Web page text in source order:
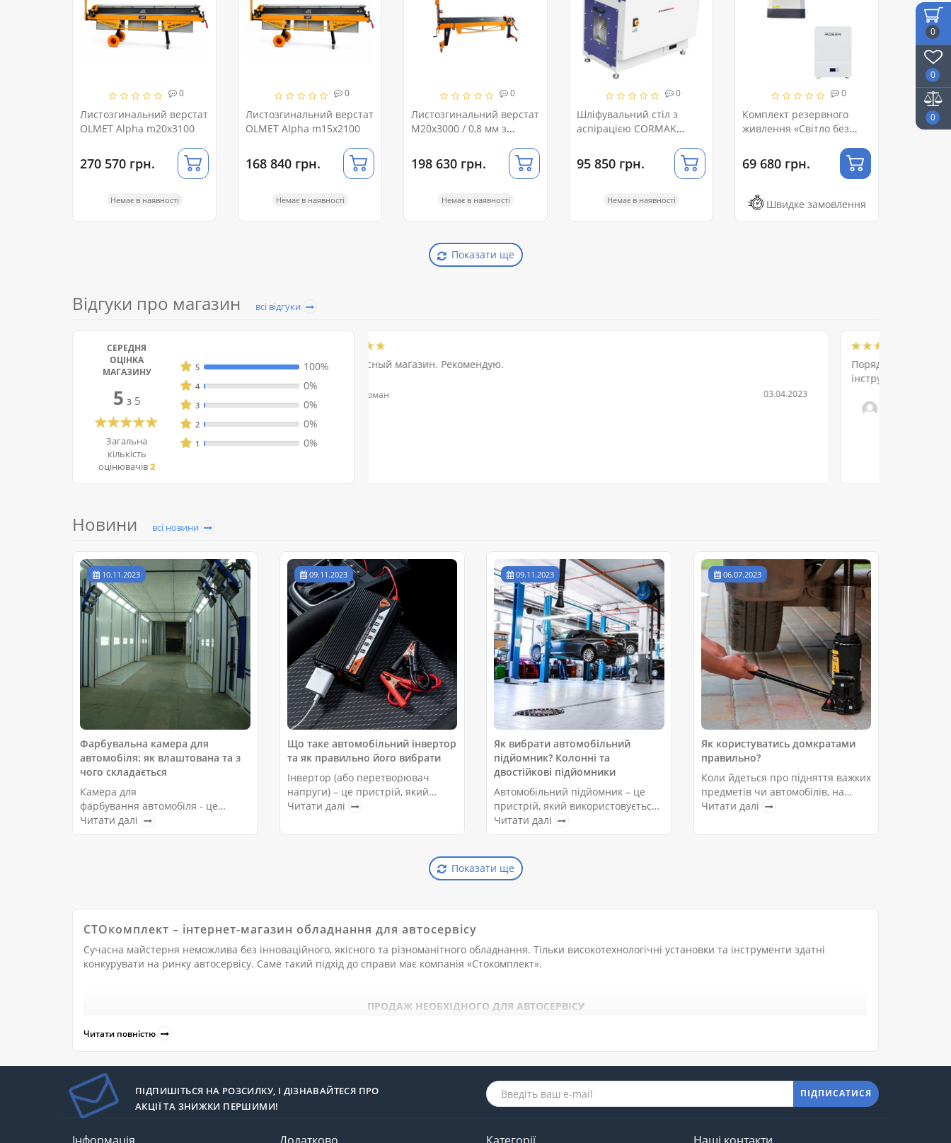
0
0
0
0
Листозгинальний верстат
OLMET Alpha m20x3100
270 570 грн.
Немає в наявності
0
Листозгинальний верстат
OLMET Alpha m15x2100
168 840 грн.
Немає в наявності
0
Листозгинальний верстат
M20x3000 / 0,8 мм з
198 630 грн.
Немає в наявності
0
Шліфувальний стіл з
аспірацією CORMAK
95 850 грн.
Немає в наявності
0
Комплект резервного
живлення «Світло без
69 680 грн.
Швидке замовлення
Показати ще
Відгуки про магазин всі відгуки
СЕРЕДНЯ
ОЦІНКА
МАГАЗИНУ
5 з 5
Загальна
кількість
оцінювачів2
5 100%
4 0%
3 0%
2 0%
1 0%
Порядні продавці, клієнтоорієнтовані, ціни помірні, професійний підхід. Купую обладнання і
Новини всі новини
10.11.2023
Фарбувальна камера для
автомобіля: як влаштована та з
чого складається
Камера для
фарбування автомобіля - це
спеціальне обладнання, де
здійснюється фарбування
Читати далі
09.11.2023
Що таке автомобільний інвертор
та як правильно його вибрати
Інвертор (або перетворювач
напруги) – це пристрій, який
перетворює постійну напругу на
використовуються в автомоб..
Читати далі
09.11.2023
Як вибрати автомобільний
підйомник? Колонні та
двостійкові підйомники
Автомобільний підйомник – це
пристрій, який використовується
для піднімання автомобіля, щоб
полегшити проведення
Читати далі
06.07.2023
Як користуватись домкратами
правильно?
Коли йдеться про підняття важких
предметів чи автомобілів, на
допомогу приходять домкрати. Ці
невід'ємною частин..
Читати далі
Показати ще
СТОкомплект – інтернет-магазин обладнання для автосервісу
Сучасна майстерня неможлива без інноваційного, якісного та різноманітного обладнання. Тільки високотехнологічні установки та інструменти здатні
конкурувати на ринку автосервісу. Саме такий підхід до справи має компанія «Стокомплект».
ПРОДАЖ НЕОБХІДНОГО ДЛЯ АВТОСЕРВІСУ
Професійних автомийок
Сучасних багатофункціональних сто
Інтернет-магазин "Автокомплект" реалізує лише перевірену часом надійну техніку та професійне обладнання з гарантією від знаменитих торгових марок.
МИ ПРОПОНУЄМО:
Читати повністю
ПІДПИШІТЬСЯ НА РОЗСИЛКУ, І ДІЗНАВАЙТЕСЯ ПРО
АКЦІЇ ТА ЗНИЖКИ ПЕРШИМИ!
ПІДПИСАТИСЯ